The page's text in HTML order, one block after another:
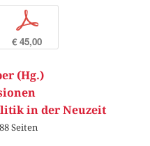
p
€ 45,00
(Hg.)
in der Neuzeit
Seiten